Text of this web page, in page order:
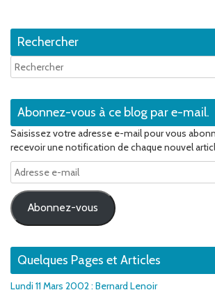
Rechercher
Abonnez-vous à ce blog par e-mail.
Saisissez votre adresse e-mail pour vous
recevoir une notification de chaque nouvel
Adresse
e-
mail
Abonnez-vous
Quelques Pages et Articles
Lundi 11 Mars 2002 : Bernard Lenoir